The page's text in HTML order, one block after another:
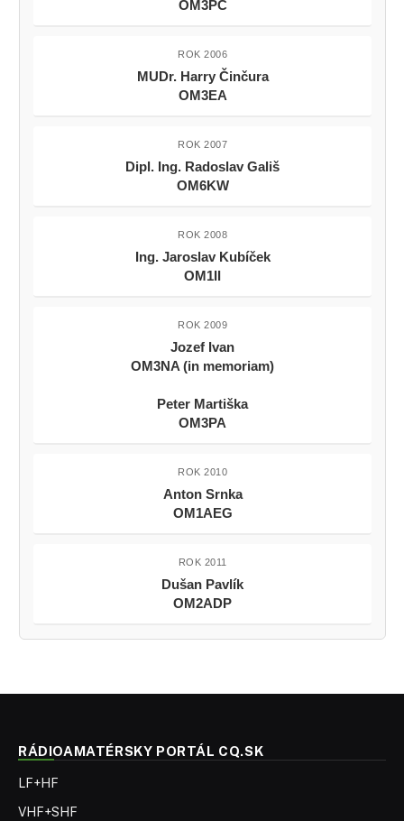
OM3PC
ROK 2006
MUDr. Harry Činčura
OM3EA
ROK 2007
Dipl. Ing. Radoslav Gališ
OM6KW
ROK 2008
Ing. Jaroslav Kubíček
OM1II
ROK 2009
Jozef Ivan
OM3NA (in memoriam)
Peter Martiška
OM3PA
ROK 2010
Anton Srnka
OM1AEG
ROK 2011
Dušan Pavlík
OM2ADP
RÁDIOAMATÉRSKY PORTÁL CQ.SK
LF+HF
VHF+SHF